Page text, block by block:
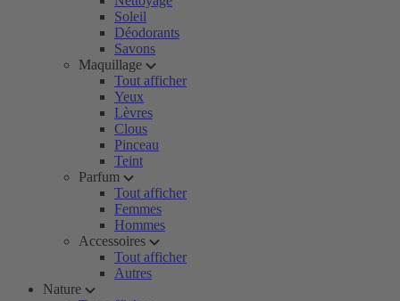
Soleil
Déodorants
Savons
Maquillage
Tout afficher
Yeux
Lèvres
Clous
Pinceau
Teint
Parfum
Tout afficher
Femmes
Hommes
Accessoires
Tout afficher
Autres
Nature